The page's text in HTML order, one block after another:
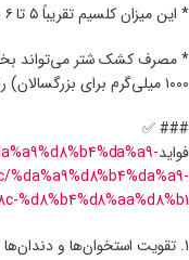
* این میزان کلسیم تقریباً ۵ تا ۶ برابر بیشتر از شیر گاو است.
* مصرف کشک شتر می‌تواند بخش
۱۰۰۰ میلی‌گرم برای بزرگسالان) را تأمین کند.
### ✅
فواید
%da%a9%d8%b4%da%a9-
%d8%b4%d8%aa%d8%b1/
1. تقویت استخوان‌ها و دندان‌ها